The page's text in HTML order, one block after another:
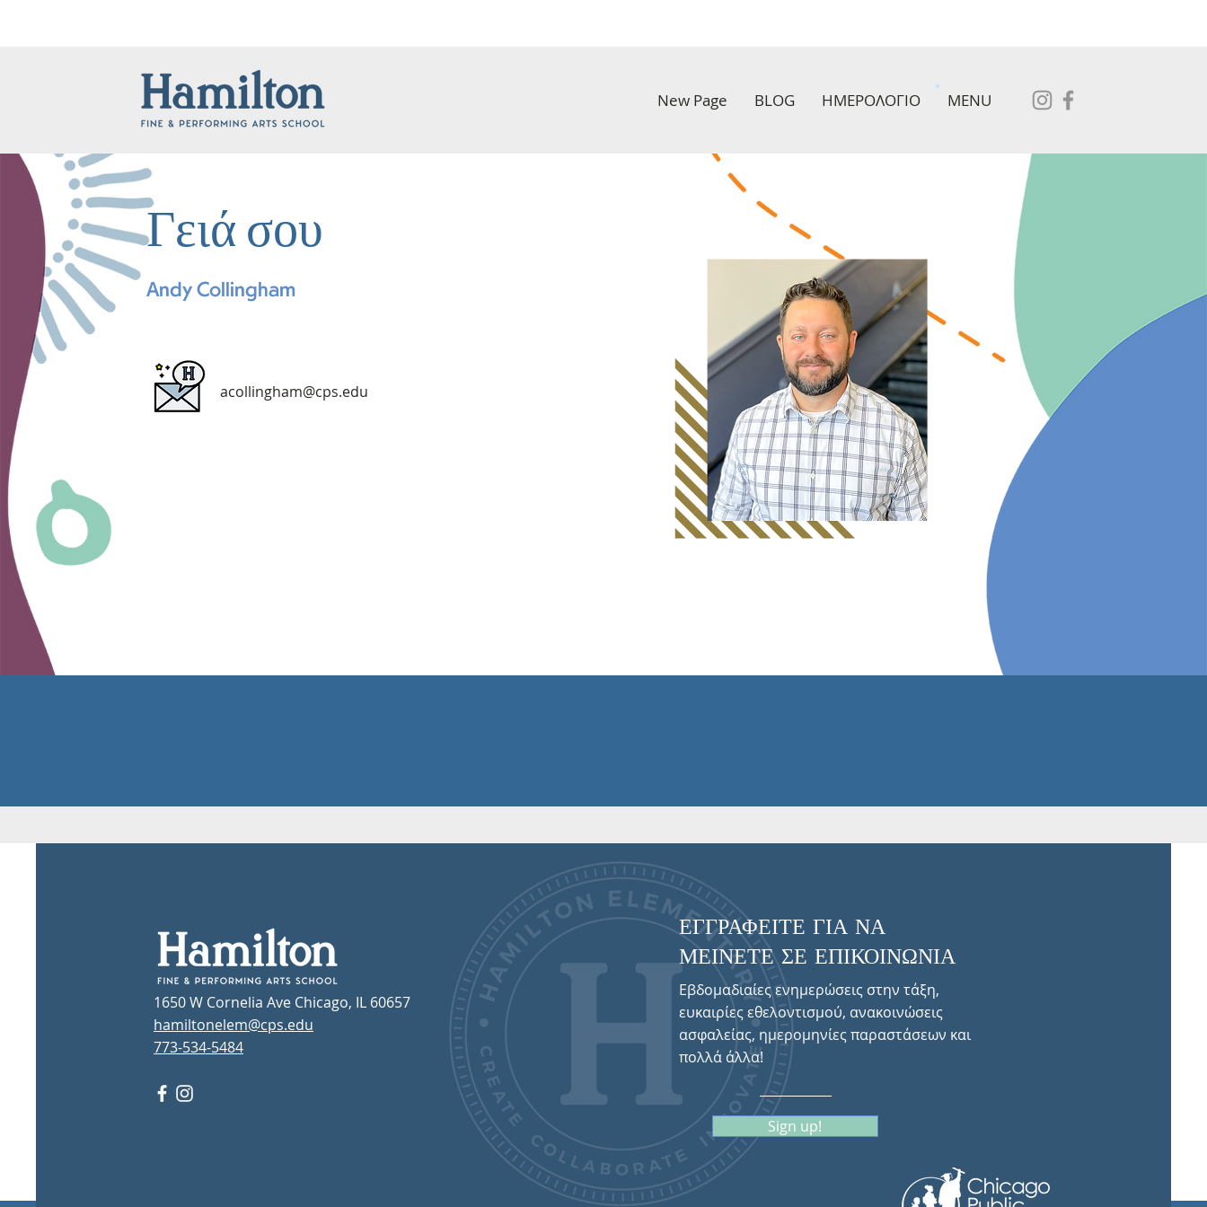
New Page BLOG ΗΜΕΡΟΛΟΓΙΟ MENU
Γειά σου
Andy Collingham
acollingham@cps.edu
1650 W Cornelia Ave Chicago, IL 60657
hamiltonelem@cps.edu
773-534-5484
ΕΓΓΡΑΦΕΙΤΕ ΓΙΑ ΝΑ
ΜΕΙΝΕΤΕ ΣΕ ΕΠΙΚΟΙΝΩΝΙΑ
Εβδομαδιαίες ενημερώσεις στην τάξη,
ευκαιρίες εθελοντισμού, ανακοινώσεις
ασφαλείας, ημερομηνίες παραστάσεων και
πολλά άλλα!
Sign up!